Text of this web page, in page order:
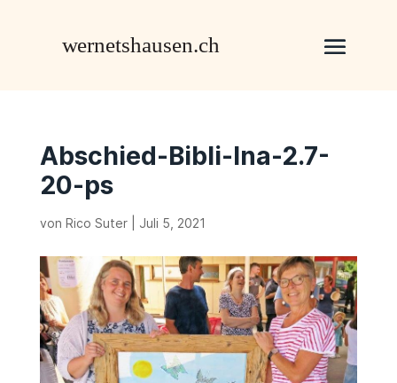
Abschied-Bibli-Ina-2.7-
20-ps
von Rico Suter| Juli 5, 2021